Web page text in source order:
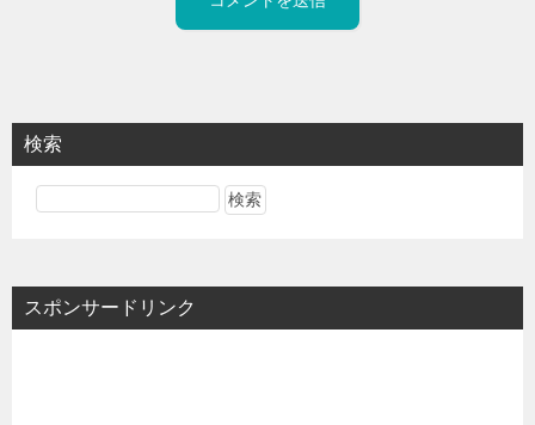
検索
スポンサードリンク